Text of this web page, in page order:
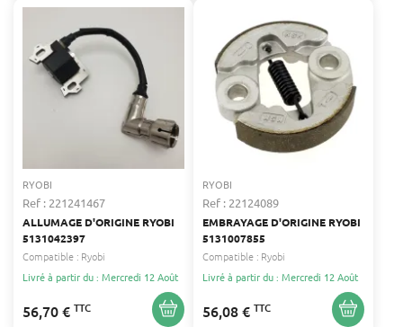
RYOBI
Ref : 221241467
ALLUMAGE D'ORIGINE RYOBI
5131042397
Compatible : Ryobi
Livré à partir du : Mercredi 12 Août
56,70 € TTC
RYOBI
Ref : 22124089
EMBRAYAGE D'ORIGINE RYOBI
5131007855
Compatible : Ryobi
Livré à partir du : Mercredi 12 Août
56,08 € TTC